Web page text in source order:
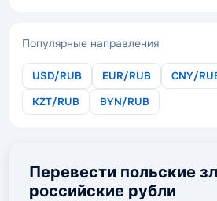
Популярные направления
USD/RUB EUR/RUB CNY/
KZT/RUB
BYN/RUB
Перевести польские
российские рубли